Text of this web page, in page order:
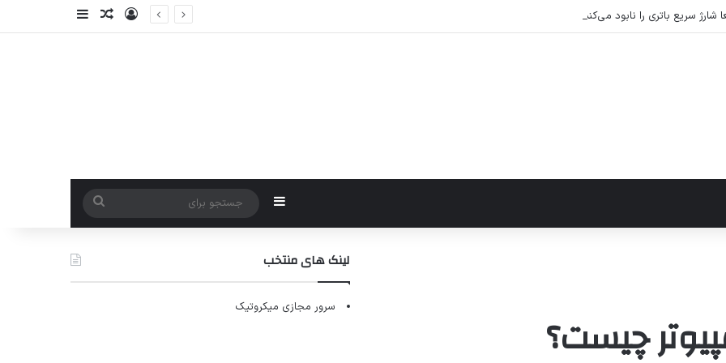
سریع باتری را نابود می‌کند؟ راهکارهای عملی برای افزایش طول عمر باتری ورودنوشته تصادفی
سایدبار
سایدبار
جستجو
برای
لینک های منتخب
سرور مجازی میکروتیک